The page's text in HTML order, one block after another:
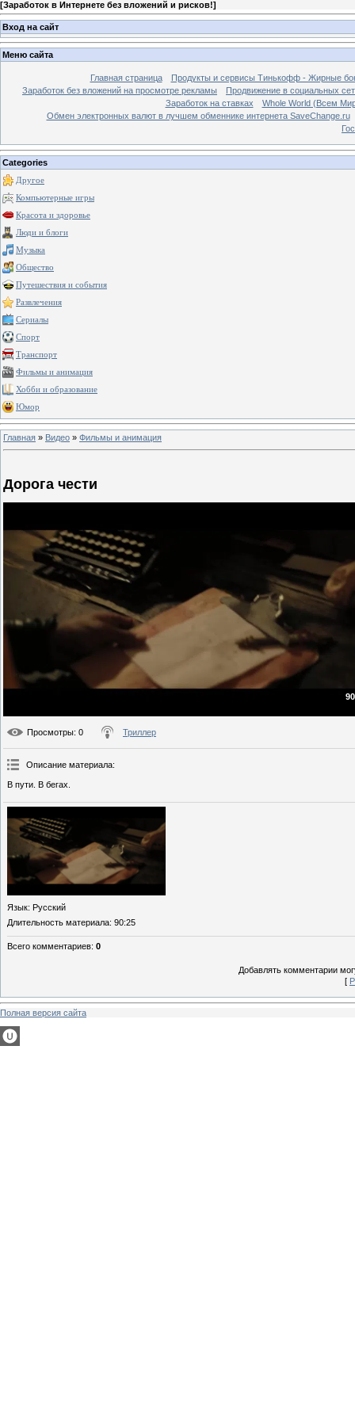
[Заработок в Интернете без вложений и рисков!]
Вход на сайт
Меню сайта
Главная страница
Продукты и сервисы Тинькофф - Жирные
Заработок без вложений на просмотре рекламы
Продвижение в социальных
Заработок на ставках
Whole World (Всем
Обмен электронных валют в лучшем обменнике интернета SaveChange.ru
Categories
Другое
Компьютерные игры
Красота и здоровье
Люди и блоги
Музыка
Общество
Путешествия и события
Развлечения
Сериалы
Спорт
Транспорт
Фильмы и анимация
Хобби и образование
Юмор
Главная » Видео » Фильмы и анимация
Дорога чести
Просмотры: 0 Триллер
Описание материала:
В пути. В бегах.
Язык: Русский
Длительность материала: 90:25
Всего комментариев: 0
Добавлять комментарии
[
Полная версия сайта